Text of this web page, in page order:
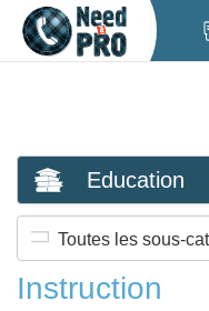
Education
Toutes les sous-
Instruction